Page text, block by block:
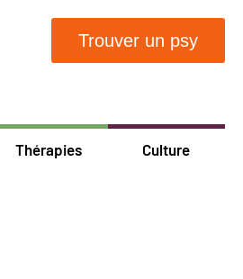
Trouver un psy
Thérapies Culture